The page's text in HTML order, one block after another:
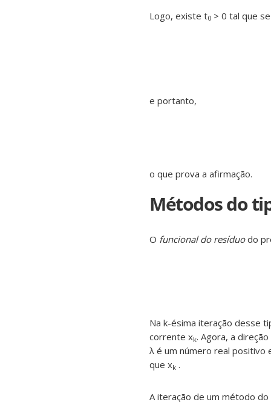
Logo, existe t0 > 0 tal que
e portanto,
o que prova a afirmação.
Métodos do
O funcional do resíduodo
Na k-ésima iteração desse
corrente xk. Agora, a
λ é um número real
que xk .
A iteração de um método